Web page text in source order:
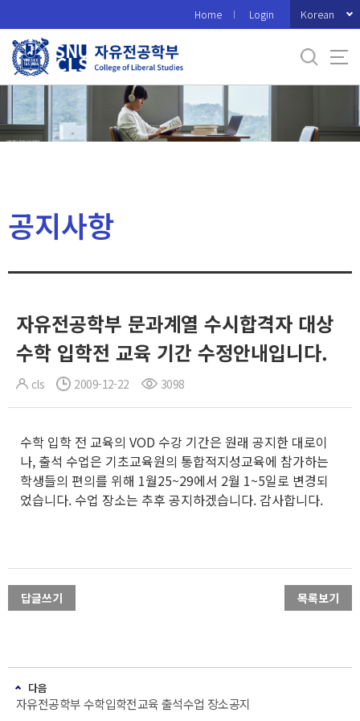
로
메
Home Login Korean
공지사항
자유전공학부 문과계열 수시합격자 대상
수학 입학전 교육 기간 수정안내입니다.
cls 2009-12-22 3098
수학 입학 전 교육의 VOD 수강 기간은 원래 공지한 대로이
나, 출석 수업은 기초교육원의 통합적지성교육에 참가하는
학생들의 편의를 위해 1월25~29에서 2월 1~5일로 변경되
었습니다. 수업 장소는 추후 공지하겠습니다. 감사합니다.
답글쓰기 목록보기
다음
자유전공학부 수학입학전교육 출석수업 장소공지